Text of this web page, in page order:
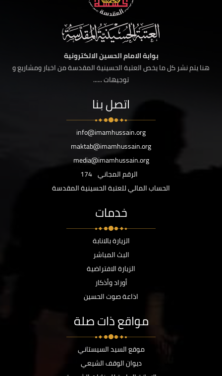
بوابة الامام الحسين الالكترونية
هنا يتم نشر كل ما يخص العتبة الحسينية المقدسة من اخبار ومشاريع و
توجيهات ......
اتصل بنا
info@imamhussain.org
maktab@imamhussain.org
media@imamhussain.org
الرقم المجاني 174
الحساب المالي للعتبة الحسينية المقدسة
خدمات
الزيارة بالانابة
البث المباشر
الزيارة الافتراضية
أوراد وأذكار
اذاعة صوت الحسين
مواقع ذات صلة
موقع السيد السيستاني
ديوان الوقف الشيعي